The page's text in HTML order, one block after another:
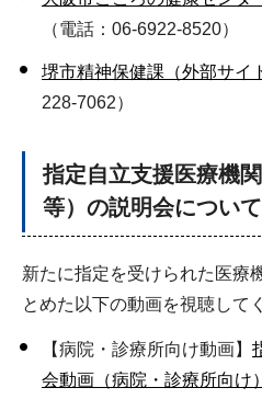
（電話：06-6922-8520）
堺市精神保健課（外部サイ
228-7062）
指定自立支援医療機
等）の説明会について
新たに指定を受けられた医療
とめた以下の動画を視聴して
【病院・診療所向け動画】
会動画（病院・診療所向け